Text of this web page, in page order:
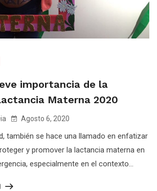
importancia de la
Materna 2020
Agosto 6, 2020
también se hace una llamado en enfatizar
y promover la lactancia materna en
especialmente en el contexto...